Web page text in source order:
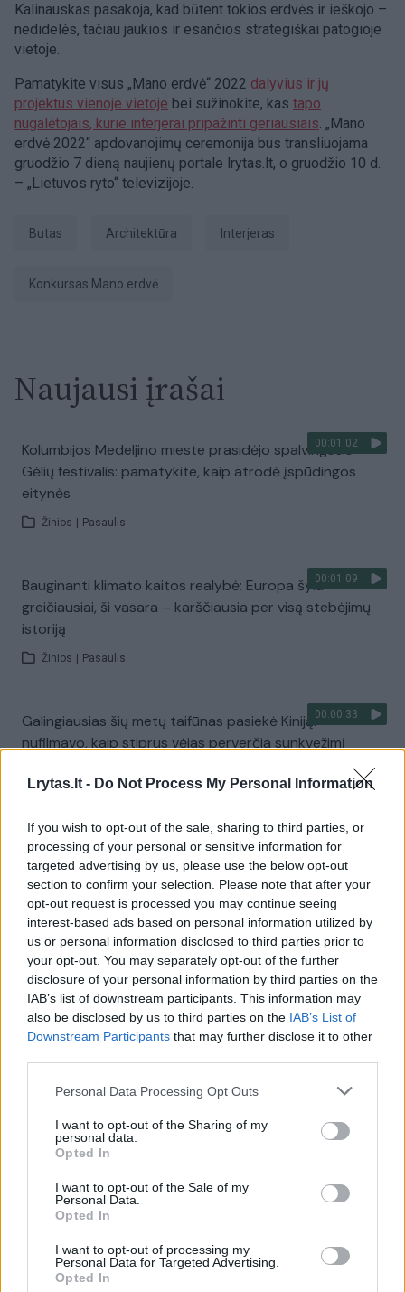
Lrytas.lt - Do Not Process My Personal Information
If you wish to opt-out of the sale, sharing to third parties, or
processing of your personal or sensitive information for
targeted advertising by us, please use the below opt-out
section to confirm your selection. Please note that after your
opt-out request is processed you may continue seeing
interest-based ads based on personal information utilized by
us or personal information disclosed to third parties prior to
your opt-out. You may separately opt-out of the further
disclosure of your personal information by third parties on the
IAB’s list of downstream participants. This information may
also be disclosed by us to third parties on the IAB’s List of
Downstream Participants that may further disclose it to other
Personal Data Processing Opt Outs
I want to opt-out of the Sharing of my
personal data.
Opted In
I want to opt-out of the Sale of my
Personal Data.
Opted In
I want to opt-out of processing my
Personal Data for Targeted Advertising.
Opted In
Kalinauskas pasakoja, kad būtent tokios erdvės ir ieškojo –
nedidelės, tačiau jaukios ir esančios strategiškai patogioje
vietoje.
Pamatykite visus „Mano erdvė“ 2022 dalyvius ir jų
projektus vienoje vietoje bei sužinokite, kas tapo
nugalėtojais, kurie interjerai pripažinti geriausiais. „Mano
erdvė 2022“ apdovanojimų ceremonija bus transliuojama
gruodžio 7 dieną naujienų portale lrytas.lt, o gruodžio 10 d.
– „Lietuvos ryto“ televizijoje.
Butas architektūra Interjeras
konkursas Mano erdvė
Naujausi įrašai
00:01:02
Kolumbijos Medeljino mieste prasidėjo spalvingasis
Gėlių festivalis: pamatykite, kaip atrodė įspūdingos
eitynės
Žinios Pasaulis
00:01:09
Bauginanti klimato kaitos realybė: Europa šyla
greičiausiai, ši vasara – karščiausia per visą stebėjimų
istoriją
Žinios Pasaulis
00:00:33
Galingiausias šių metų taifūnas pasiekė Kiniją:
nufilmavo, kaip stiprus vėjas perverčia sunkvežimį
00:44:27
V. Čmilytė-Nielsen spaudžia valdžią: ragina skubiai
peržiūrėti gynybos susitarimą
Laidos | ELTA savaitė
Visi įrašai
Žiūrimiausi įrašai
00:00:30
Vaizdai iš tragiškos avarijos Vilniaus r.: dviejų moterų ir
vaiko gyvybių išgelbėti nepavyko
Žinios | Lietuvos diena
00:00:57
Savaitės vidurys nusimato karštas: temperatūra kils iki
Žinios | Orai